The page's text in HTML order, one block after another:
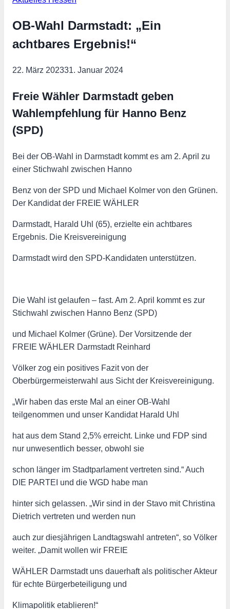
OB-Wahl Darmstadt: „Ein
achtbares Ergebnis!“
22. März 202331. Januar 2024
Freie Wähler Darmstadt geben
Wahlempfehlung für Hanno Benz
(SPD)
Bei der OB-Wahl in Darmstadt kommt es am 2. April zu
einer Stichwahl zwischen Hanno
Benz von der SPD und Michael Kolmer von den Grünen.
Der Kandidat der FREIE WÄHLER
Darmstadt, Harald Uhl (65), erzielte ein achtbares
Ergebnis. Die Kreisvereinigung
Darmstadt wird den SPD-Kandidaten unterstützen.
Die Wahl ist gelaufen – fast. Am 2. April kommt es zur
Stichwahl zwischen Hanno Benz (SPD)
und Michael Kolmer (Grüne). Der Vorsitzende der
FREIE WÄHLER Darmstadt Reinhard
Völker zog ein positives Fazit von der
Oberbürgermeisterwahl aus Sicht der Kreisvereinigung.
„Wir haben das erste Mal an einer OB-Wahl
teilgenommen und unser Kandidat Harald Uhl
hat aus dem Stand 2,5% erreicht. Linke und FDP sind
nur unwesentlich besser, obwohl sie
schon länger im Stadtparlament vertreten sind.“ Auch
DIE PARTEI und die WGD habe man
hinter sich gelassen. „Wir sind in der Stavo mit Christina
Dietrich vertreten und werden nun
auch zur diesjährigen Landtagswahl antreten“, so Völker
weiter. „Damit wollen wir FREIE
WÄHLER Darmstadt uns dauerhaft als politischer Akteur
für echte Bürgerbeteiligung und
Klimapolitik etablieren!“